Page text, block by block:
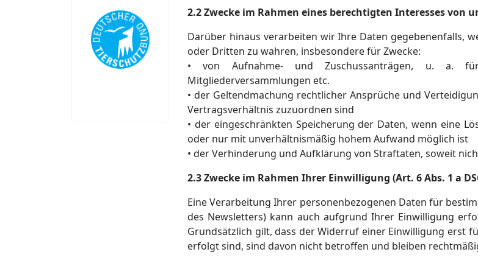
2.2 Zwecke im Rahmen eines berechtigten Interesses von
Darüber hinaus verarbeiten wir Ihre Daten gegebenenfalls,
oder Dritten zu wahren, insbesondere für Zwecke:
• von Aufnahme- und Zuschussanträgen, u. a.
Mitgliederversammlungen etc.
• der Geltendmachung rechtlicher Ansprüche und
Vertragsverhältnis zuzuordnen sind
• der eingeschränkten Speicherung der Daten, wenn eine
oder nur mit unverhältnismäßig hohem Aufwand möglich ist
• der Verhinderung und Aufklärung von Straftaten, soweit
2.3 Zwecke im Rahmen Ihrer Einwilligung (Art. 6 Abs. 1 a
Eine Verarbeitung Ihrer personenbezogenen Daten für
des Newsletters) kann auch aufgrund Ihrer Einwilligung
Grundsätzlich gilt, dass der Widerruf einer Einwilligung erst
erfolgt sind, sind davon nicht betroffen und bleiben